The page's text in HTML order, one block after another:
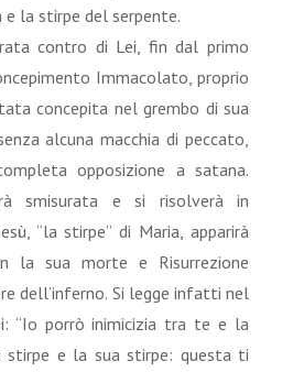
la stirpe del serpente.
contro di Lei, fin dal primo
Immacolato, proprio
concepita nel grembo di sua
alcuna macchia di peccato,
opposizione a satana.
smisurata e si risolverà in
“la stirpe” di Maria, apparirà
la sua morte e Risurrezione
dell’inferno. Si legge infatti nel
“Io porrò inimicizia tra te e la
e la sua stirpe: questa ti